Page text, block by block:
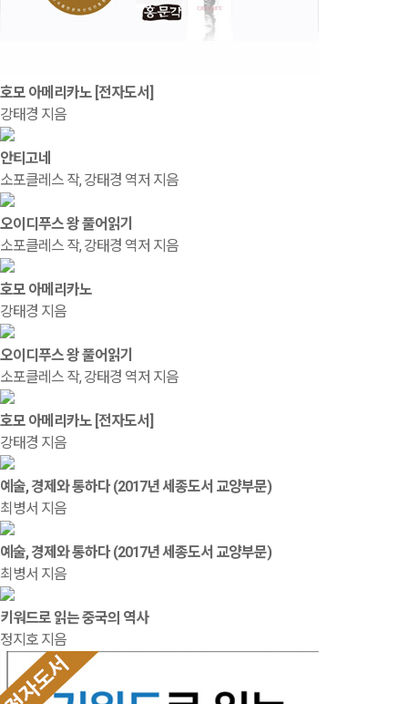
호모 아메리카노 [전자도서]
강태경 지음
안티고네
소포클레스 작, 강태경 역저 지음
오이디푸스 왕 풀어읽기
소포클레스 작, 강태경 역저 지음
호모 아메리카노
강태경 지음
오이디푸스 왕 풀어읽기
소포클레스 작, 강태경 역저 지음
호모 아메리카노 [전자도서]
강태경 지음
예술, 경제와 통하다 (2017년 세종도서 교양부문)
최병서 지음
예술, 경제와 통하다 (2017년 세종도서 교양부문)
최병서 지음
키워드로 읽는 중국의 역사
정지호 지음